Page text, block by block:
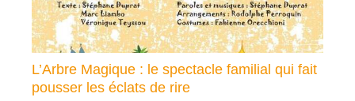
L’Arbre Magique : le spectacle familial qui fait
pousser les éclats de rire